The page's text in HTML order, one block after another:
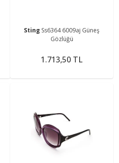
Sting Ss6364 6009aj Güneş
Gözlüğü
1.713,50 TL